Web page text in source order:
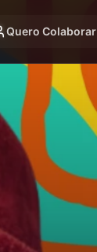
Quero Colaborar